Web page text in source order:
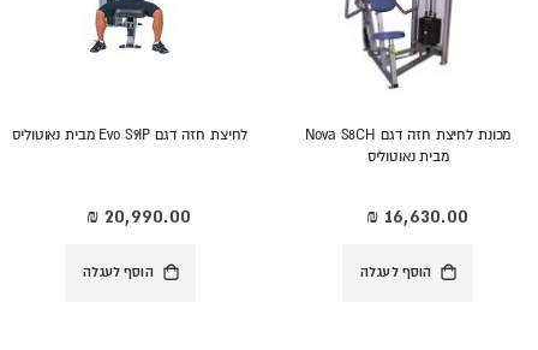
מכונת לחיצת חזה דגם Nova S8CH
מבית נאוטוליס
הוסף לעגלה
לחיצת חזה דגם Evo S9IP מבית נאוטוליס
הוסף לעגלה